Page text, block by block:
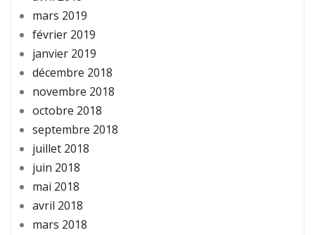
mars 2019
février 2019
janvier 2019
décembre 2018
novembre 2018
octobre 2018
septembre 2018
juillet 2018
juin 2018
mai 2018
avril 2018
mars 2018